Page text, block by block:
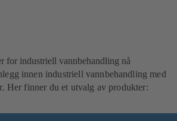
for industriell vannbehandling nå
innen industriell vannbehandling med
Her finner du et utvalg av produkter: